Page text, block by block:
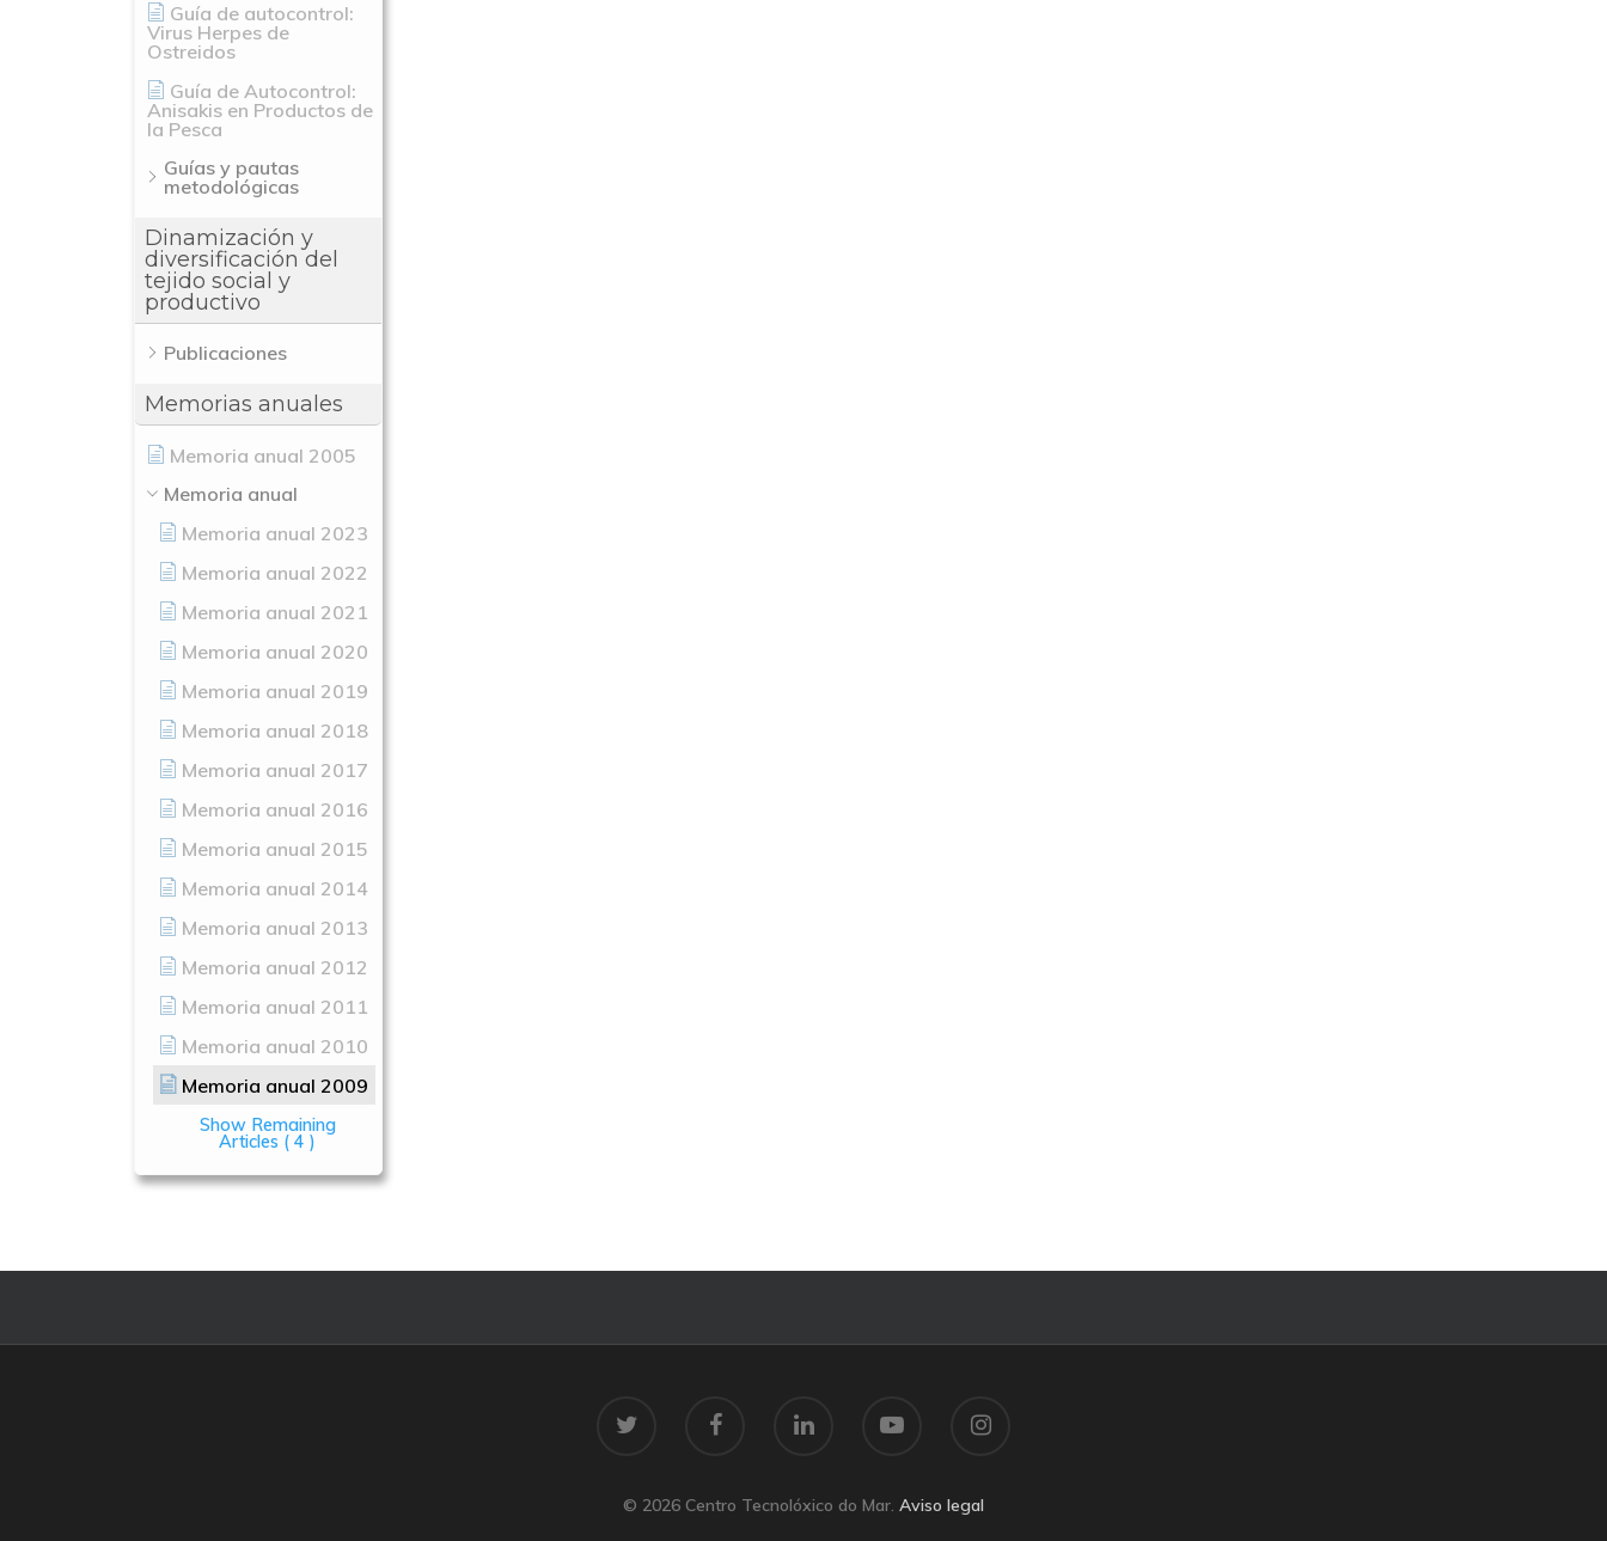
Guía de autocontrol:
Virus Herpes de
Ostreidos
Guía de Autocontrol:
Anisakis en Productos de
la Pesca
Guías y pautas
metodológicas
Dinamización y
diversificación del
tejido social y
productivo
Publicaciones
Memorias anuales
Memoria anual 2005
Memoria anual
Memoria anual 2023
Memoria anual 2022
Memoria anual 2021
Memoria anual 2020
Memoria anual 2019
Memoria anual 2018
Memoria anual 2017
Memoria anual 2016
Memoria anual 2015
Memoria anual 2014
Memoria anual 2013
Memoria anual 2012
Memoria anual 2011
Memoria anual 2010
Memoria anual 2009
Show Remaining
Articles ( 4 )
© 2026 Centro Tecnolóxico do Mar. Aviso legal